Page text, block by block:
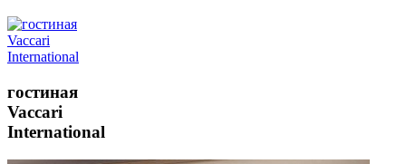
гостиная
Vaccari
International